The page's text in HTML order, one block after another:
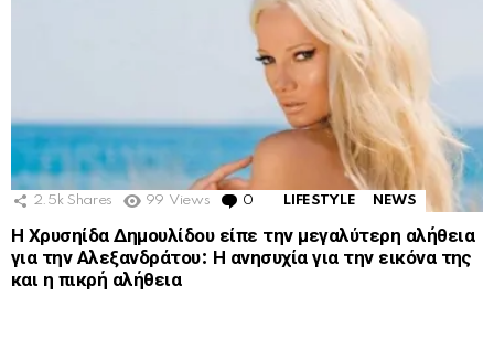
2.5k Shares 99 Views 0 Comments
LIFESTYLE NEWS
Η Χρυσηίδα Δημουλίδου είπε την μεγαλύτερη αλήθεια
για την Αλεξανδράτου: Η ανησυχία για την εικόνα της
και η πικρή αλήθεια